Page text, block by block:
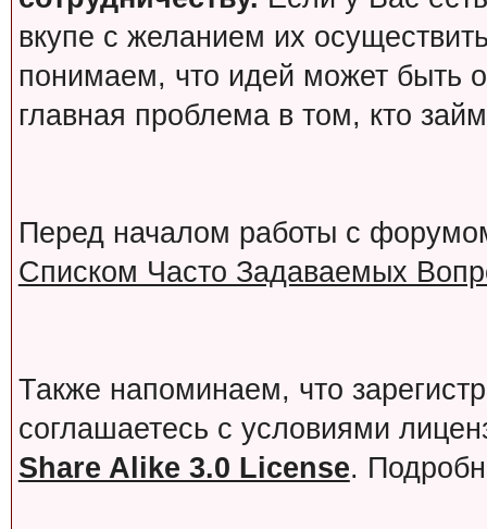
вкупе с желанием их
понимаем, что идей может быть
главная проблема в том, кто
Перед началом работы с
Списком Часто Задаваемых
Также напоминаем, что
соглашаетесь с условиями
Share Alike 3.0 License.